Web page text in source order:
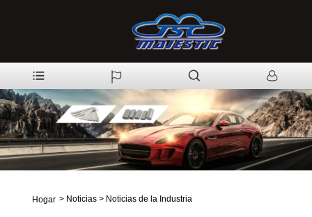
Hogar > Noticias > Noticias de la Industria